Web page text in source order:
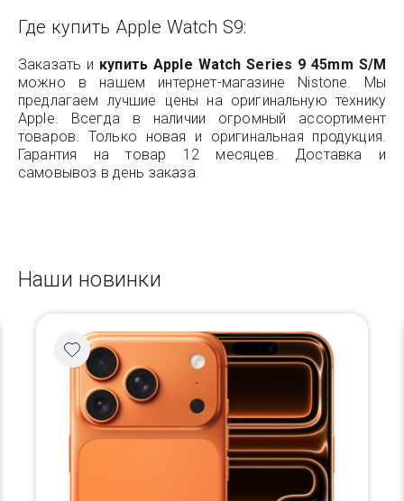
Где купить Apple Watch S9:
Заказать и купить Apple Watch Series 9 45mm S/M
можно в нашем интернет-магазине Nistone. Мы
предлагаем лучшие цены на оригинальную технику
Apple. Всегда в наличии огромный ассортимент
товаров. Только новая и оригинальная продукция.
Гарантия на товар 12 месяцев. Доставка и
самовывоз в день заказа.
Наши новинки